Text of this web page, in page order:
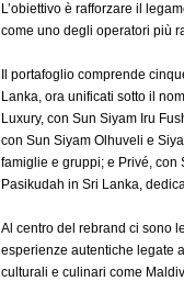
L’obiettivo è rafforzare il
come uno degli operatori più
Il portafoglio comprende
Lanka, ora unificati sotto il
Luxury, con Sun Siyam Iru
con Sun Siyam Olhuveli e
famiglie e gruppi; e Privé, con
Pasikudah in Sri Lanka,
Al centro del rebrand ci sono
esperienze autentiche legate
culturali e culinari come